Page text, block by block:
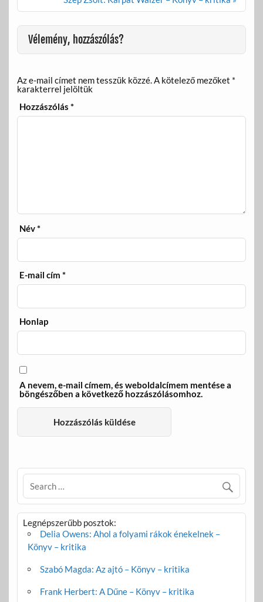
o
k
g
Vélemény, hozzászólás?
Az e-mail címet nem tesszük közzé.A kötelező mezőket *
karakterrel jelöltük
Hozzászólás*
Név*
E-mail cím*
Honlap
A nevem, e-mail címem, és weboldalcímem mentése a
böngészőben a következő hozzászólásomhoz.
Legnépszerűbb posztok:
Delia Owens: Ahol a folyami rákok énekelnek –
Könyv – kritika
Szabó Magda: Az ajtó – Könyv – kritika
Frank Herbert: A Dűne – Könyv – kritika